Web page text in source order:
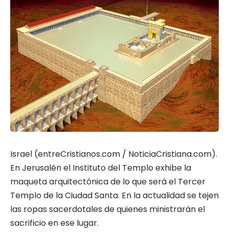
Israel (entreCristianos.com / NoticiaCristiana.com).
En Jerusalén el Instituto del Templo exhibe la
maqueta arquitectónica de lo que será el Tercer
Templo de la Ciudad Santa. En la actualidad se tejen
las ropas sacerdotales de quienes ministrarán el
sacrificio en ese lugar.